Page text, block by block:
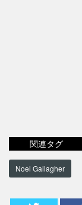
関連タグ
Noel Gallagher